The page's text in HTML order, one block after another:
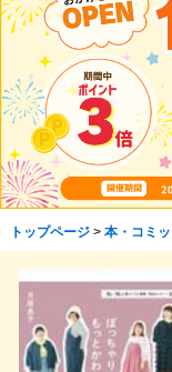
トップページ> 本・コミ